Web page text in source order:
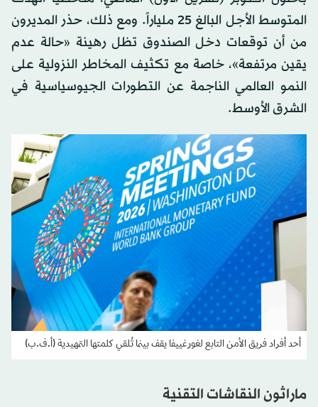
المتوسط الأجل البالغ 25 ملياراً. ومع ذلك، حذر المديرون
من أن توقعات دخل الصندوق تظل رهينة «حالة عدم
يقين مرتفعة»، خاصة مع تكثيف المخاطر النزولية على
النمو العالمي الناجمة عن التطورات الجيوسياسية في
الشرق الأوسط.
أحد أفراد فريق الأمن التابع لغورغييفا يقف بينما تُلقي كلمتها التمهيدية (أ.ف.ب)
ماراثون النقاشات التقنية